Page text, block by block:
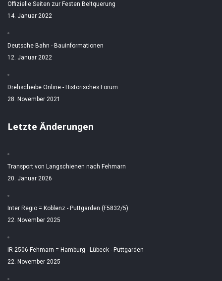
Offizielle Seiten zur Festen Beltquerung
14. Januar 2022
Deutsche Bahn - Bauinformationen
12. Januar 2022
Drehscheibe Online - Historisches Forum
28. November 2021
Letzte Änderungen
Transport von Langschienen nach Fehmarn
20. Januar 2026
Inter Regio = Koblenz - Puttgarden (F5832/5)
22. November 2025
IR 2506 Fehmarn = Hamburg - Lübeck - Puttgarden
22. November 2025